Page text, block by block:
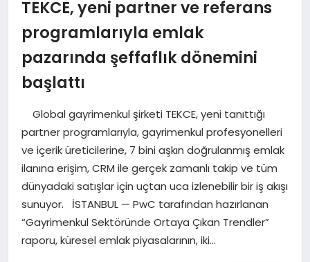
MAGAZIN
EĞITIM
TEKNOLOJI
TEKCE, yeni partner ve referans
programlarıyla emlak
pazarında şeffaflık dönemini
başlattı
Global gayrimenkul şirketi TEKCE, yeni tanıttığı
partner programlarıyla, gayrimenkul profesyonelleri
ve içerik üreticilerine, 7 bini aşkın doğrulanmış emlak
ilanına erişim, CRM ile gerçek zamanlı takip ve tüm
dünyadaki satışlar için uçtan uca izlenebilir bir iş akışı
sunuyor. İSTANBUL — PwC tarafından hazırlanan
“Gayrimenkul Sektöründe Ortaya Çıkan Trendler”
raporu, küresel emlak piyasalarının, iki…